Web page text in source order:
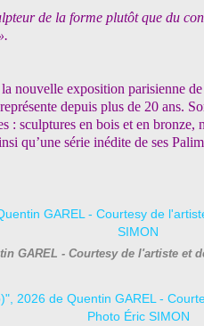
de la forme plutôt que du
nouvelle exposition parisienne de
depuis plus de 20 ans.
: sculptures en bois et en bronze,
qu’une série inédite de ses
GAREL - Courtesy de l'artiste et